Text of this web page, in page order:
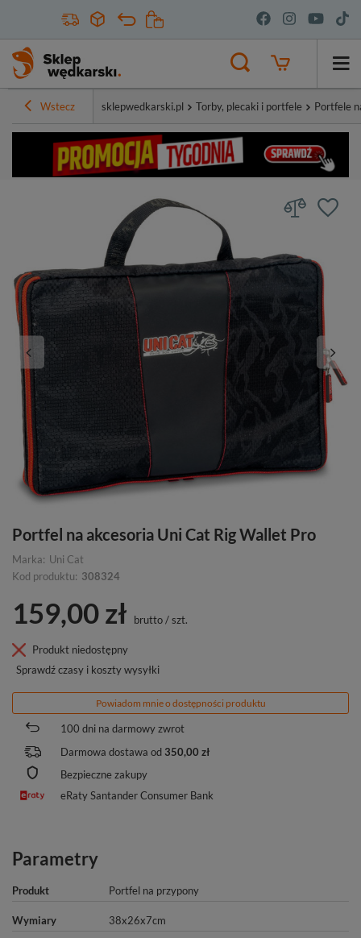
Wstecz sklepwedkarski.pl Torby, plecaki i portfele Portfele
Portfel na akcesoria Uni Cat Rig Wallet Pro
Marka: Uni Cat
Kod produktu: 308324
159,00 zł brutto/szt.
Produkt niedostępny
Sprawdź czasy i koszty wysyłki
Powiadom mnie o dostępności produktu
100 dni na darmowy zwrot
Darmowa dostawa od 350,00 zł
Bezpieczne zakupy
eRaty Santander Consumer Bank
Parametry
Produkt Portfel na przypony
Wymiary 38x26x7cm